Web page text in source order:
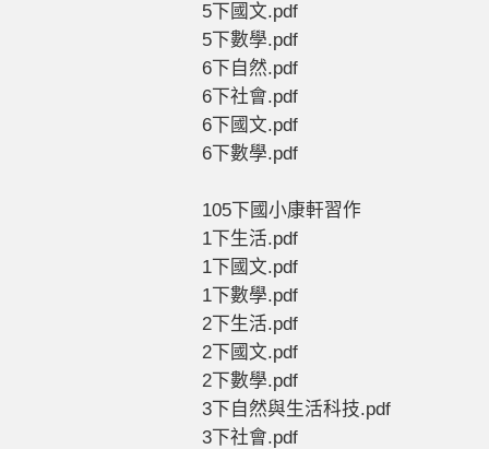
5下國文.pdf
5下數學.pdf
6下自然.pdf
6下社會.pdf
6下國文.pdf
6下數學.pdf
105下國小康軒習作
1下生活.pdf
1下國文.pdf
1下數學.pdf
2下生活.pdf
2下國文.pdf
2下數學.pdf
3下自然與生活科技.pdf
3下社會.pdf